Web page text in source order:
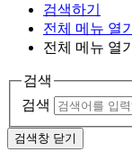
검색하기
전체 메뉴 열기
전체 메뉴 열기
검색
검색
검색창 닫기